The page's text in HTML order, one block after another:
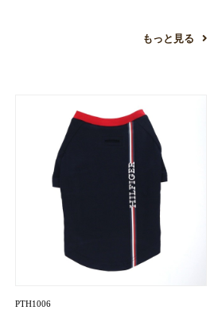
もっと見る
PTH1006